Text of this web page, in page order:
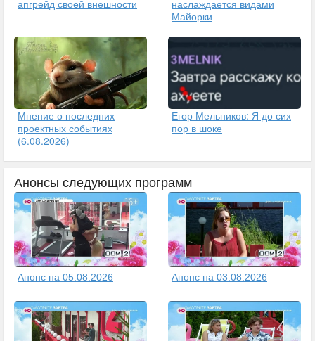
апгрейд своей внешности
наслаждается видами
Майорки
Мнение о последних
проектных событиях
(6.08.2026)
Егор Мельников: Я до сих
пор в шоке
Анонсы следующих программ
Анонс на 05.08.2026 Анонс на 03.08.2026